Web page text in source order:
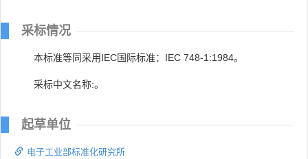
采标情况
本标准等同采用IEC国际标准：IEC 748-1:1984。
采标中文名称:。
起草单位
电子工业部标准化研究所